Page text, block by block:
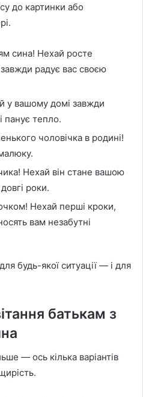
до картинки або
сина! Нехай росте
радує вас своєю
у вашому домі завжди
панує тепло.
чоловічка в родині!
Нехай він стане вашою
роки.
Нехай перші кроки,
вам незабутні
будь-якої ситуації — і для
батькам з
— ось кілька варіантів